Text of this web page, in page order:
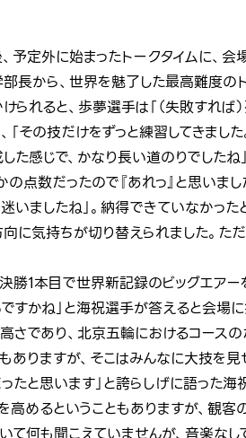
予定外に始まったトークタイムに、
長から、世界を魅了した最高難度の
られると、歩夢選手は「（失敗すれ
「その技だけをずっと練習してきま
た感じで、かなり長い道のりでした
の点数だったので『あれっ』と思い
いましたね」。納得できていなかっ
に気持ちが切り替えられました。た
勝1本目で世界新記録のビッグエアー
すかね」と海祝選手が答えると会場
さであり、北京五輪におけるコース
ありますが、そこはみんなに大技を
たと思います」と誇らしげに語った
高めるということもありますが、観